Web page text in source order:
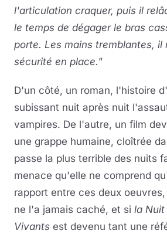
l'articulation craquer, puis il
le temps de dégager le bras
porte. Les mains tremblantes, il
sécurité en place."
D'un côté, un roman, l'histoire
subissant nuit après nuit
vampires. De l'autre, un film
une grappe humaine, cloîtrée
passe la plus terrible des nuits
menace qu'elle ne comprend
rapport entre ces deux
ne l'a jamais caché, et si la
Vivants est devenu tant une